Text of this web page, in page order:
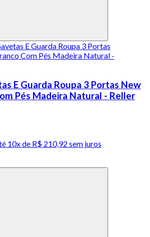
E Guarda Roupa 3 Portas New
Pés Madeira Natural - Reller
10x de R$ 210,92 sem juros